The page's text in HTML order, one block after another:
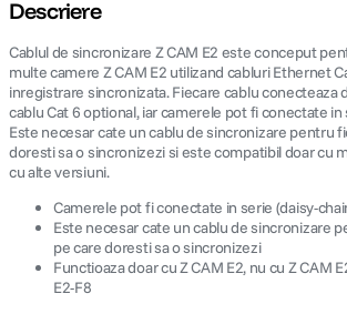
Descriere
Cablul de sincronizare Z CAM E2 este conceput
multe camere Z CAM E2 utilizand cabluri Ethernet
inregistrare sincronizata. Fiecare cablu conecteaza
cablu Cat 6 optional, iar camerele pot fi conectate in
Este necesar cate un cablu de sincronizare pentru
doresti sa o sincronizezi si este compatibil doar cu
cu alte versiuni.
Camerele pot fi conectate in serie (daisy-
Este necesar cate un cablu de sincronizare
pe care doresti sa o sincronizezi
Functioaza doar cu Z CAM E2, nu cu Z CAM
E2-F8